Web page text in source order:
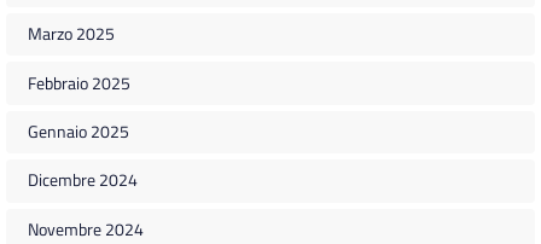
Marzo 2025
Febbraio 2025
Gennaio 2025
Dicembre 2024
Novembre 2024